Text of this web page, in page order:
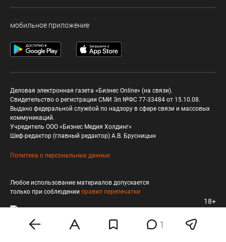
1
мобильное приложение
Деловая электронная газета «Бизнес Online» (на связи).
Свидетельство о регистрации СМИ Эл №ФС 77-33484 от 15.10.08.
Выдано федеральной службой по надзору в сфере связи и массовых
коммуникаций.
Учредитель ООО «Бизнес Медия Холдинг»
Шеф-редактор (главный редактор) А.В. Брусницын
Политика о персональных данных
Любое использование материалов допускается
только при соблюдении правил перепечатки
18+